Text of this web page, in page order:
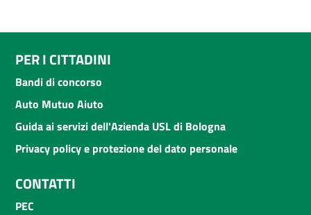
PER I CITTADINI
Bandi di concorso
Auto Mutuo Aiuto
Guida ai servizi dell'Azienda USL di Bologna
Privacy policy e protezione del dato personale
CONTATTI
PEC